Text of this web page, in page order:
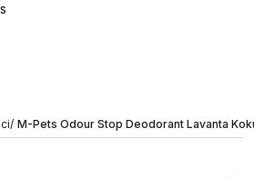
/ M-Pets Odour Stop Deodorant Lavanta